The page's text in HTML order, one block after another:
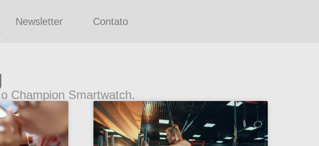
Newsletter Contato
Champion Smartwatch.